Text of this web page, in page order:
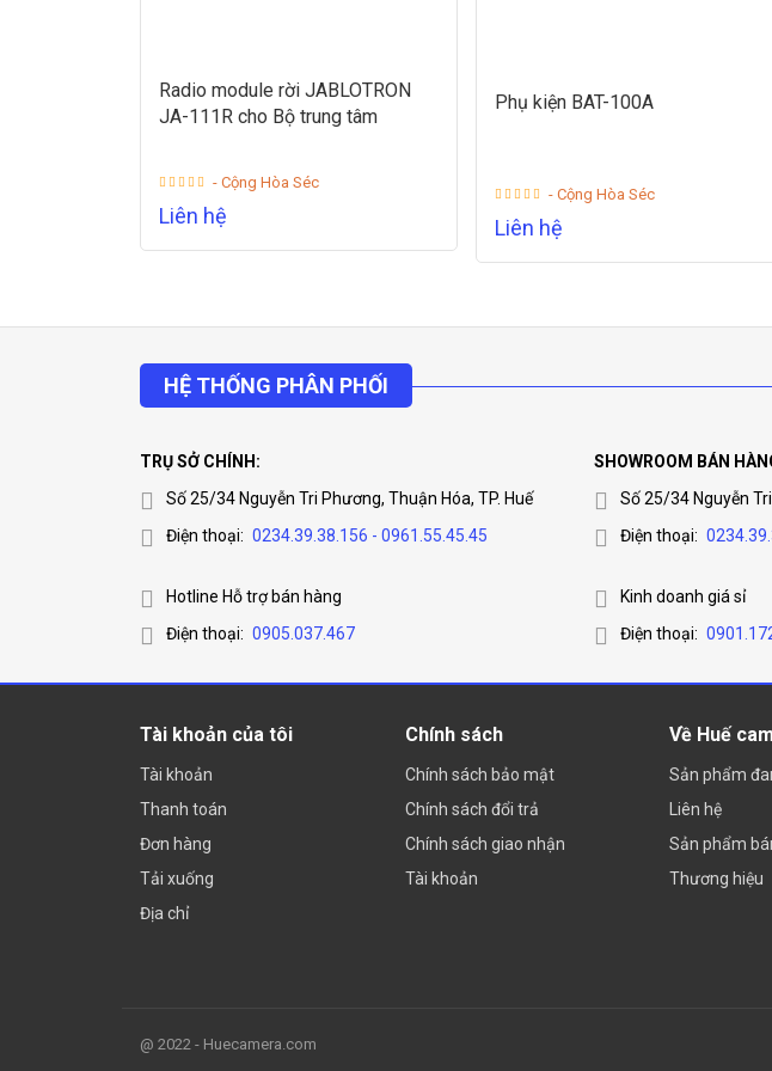
Radio module rời JABLOTRON
JA-111R cho Bộ trung tâm
- Cộng Hòa Séc
Liên hệ
Phụ kiện BAT-100A
- Cộng Hòa Séc
Liên hệ
HỆ THỐNG PHÂN PHỐI
TRỤ SỞ CHÍNH:
Số 25/34 Nguyễn Tri Phương, Thuận Hóa, TP. Huế
Điện thoại: 0234.39.38.156 - 0961.55.45.45
Hotline Hỗ trợ bán hàng
Điện thoại: 0905.037.467
SHOWROOM BÁN
Số 25/34 Nguyễn
Điện thoại:
Kinh doanh giá sỉ
Điện thoại:
Tài khoản của tôi
Tài khoản
Thanh toán
Đơn hàng
Tải xuống
Địa chỉ
Chính sách
Chính sách bảo mật
Chính sách đổi trả
Chính sách giao nhận
Tài khoản
Về Huế
Sản phẩm
Liên hệ
Sản phẩm
Thương hiệu
@ 2022 - Huecamera.com